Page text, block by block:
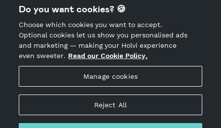
Hosted by Holvi
Holvi Payment Services Ltd is regulated by the Financial
© 2026 Holvi Payment Services Ltd.
Shop privacy policy
CANCEL ORDER
Do you want cookies? 🍪
Choose which cookies you want to accept.
Optional cookies let us show you personalised ads
and marketing — making your Holvi experience
even sweeter. Read our Cookie Policy.
Manage cookies
Reject All